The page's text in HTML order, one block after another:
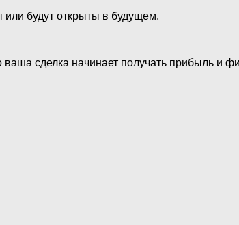
или будут открыты в будущем.
ваша сделка начинает получать прибыль и